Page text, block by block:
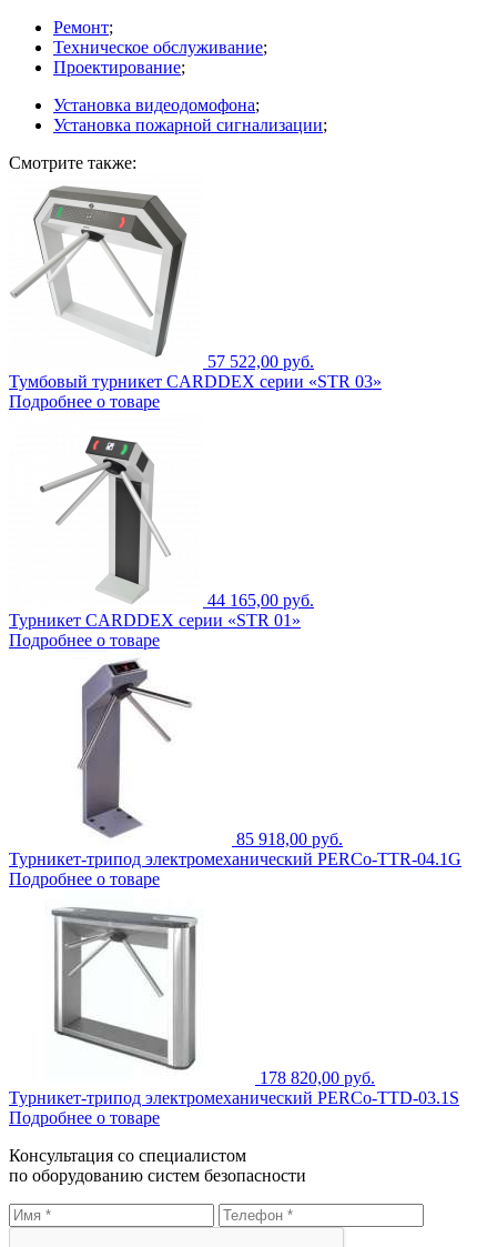
Ремонт;
Техническое обслуживание;
Проектирование;
Установка видеодомофона;
Установка пожарной сигнализации;
Смотрите также:
57 522,00 руб.
Тумбовый турникет CARDDEX серии «STR 03»
Подробнее о товаре
44 165,00 руб.
Турникет CARDDEX серии «STR 01»
Подробнее о товаре
85 918,00 руб.
Турникет-трипод электромеханический PERCo-TTR-04.1G
Подробнее о товаре
178 820,00 руб.
Турникет-трипод электромеханический PERCo-TTD-03.1S
Подробнее о товаре
Консультация со специалистом
по оборудованию систем безопасности